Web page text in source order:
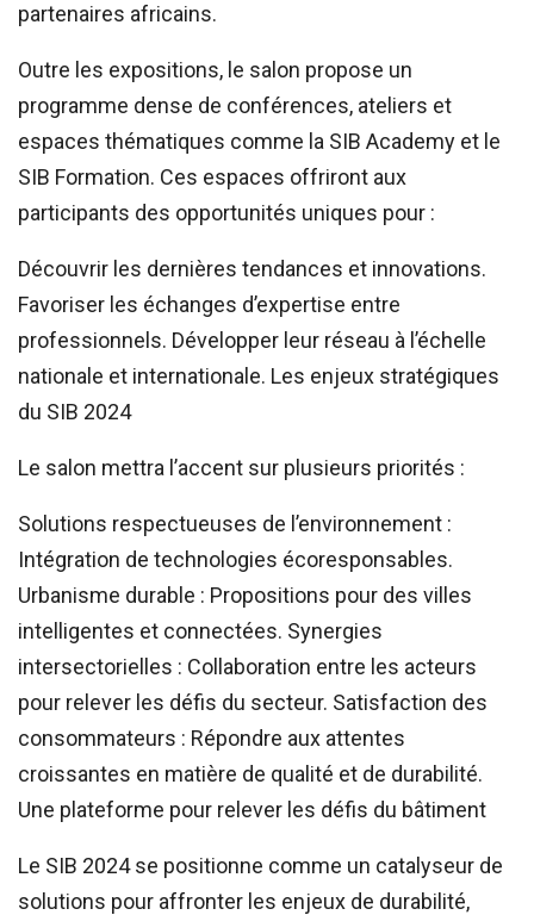
partenaires africains.
Outre les expositions, le salon propose un
programme dense de conférences, ateliers et
espaces thématiques comme la SIB Academy et le
SIB Formation. Ces espaces offriront aux
participants des opportunités uniques pour :
Découvrir les dernières tendances et innovations.
Favoriser les échanges d’expertise entre
professionnels. Développer leur réseau à l’échelle
nationale et internationale. Les enjeux stratégiques
du SIB 2024
Le salon mettra l’accent sur plusieurs priorités :
Solutions respectueuses de l’environnement :
Intégration de technologies écoresponsables.
Urbanisme durable : Propositions pour des villes
intelligentes et connectées. Synergies
intersectorielles : Collaboration entre les acteurs
pour relever les défis du secteur. Satisfaction des
consommateurs : Répondre aux attentes
croissantes en matière de qualité et de durabilité.
Une plateforme pour relever les défis du bâtiment
Le SIB 2024 se positionne comme un catalyseur de
solutions pour affronter les enjeux de durabilité,